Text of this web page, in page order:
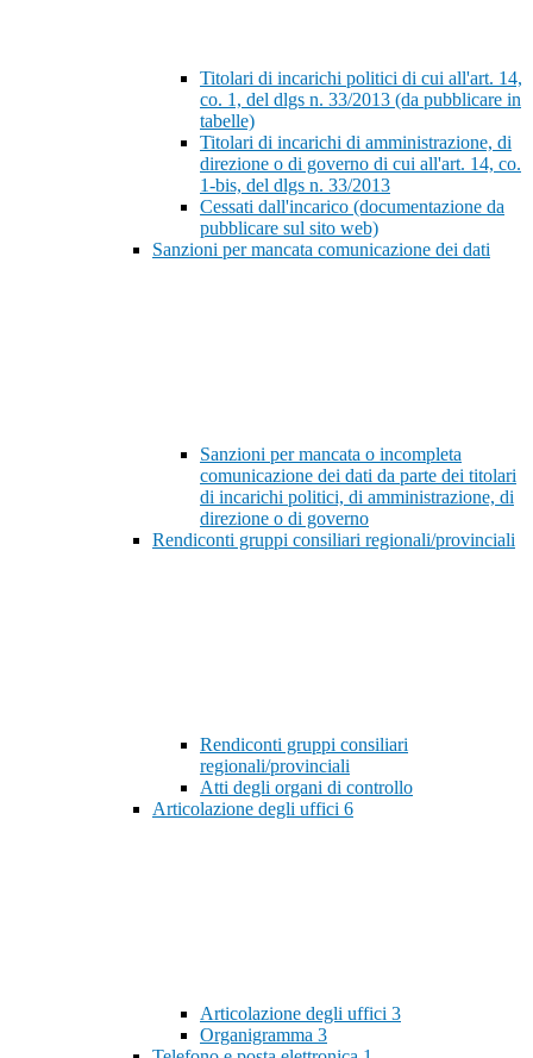
Titolari di incarichi politici di cui all'art. 14,
co. 1, del dlgs n. 33/2013 (da pubblicare in
tabelle)
Titolari di incarichi di amministrazione, di
direzione o di governo di cui all'art. 14, co.
1-bis, del dlgs n. 33/2013
Cessati dall'incarico (documentazione da
pubblicare sul sito web)
Sanzioni per mancata comunicazione dei dati
Sanzioni per mancata o incompleta
comunicazione dei dati da parte dei titolari
di incarichi politici, di amministrazione, di
direzione o di governo
Rendiconti gruppi consiliari regionali/provinciali
Rendiconti gruppi consiliari
regionali/provinciali
Atti degli organi di controllo
Articolazione degli uffici 6
Articolazione degli uffici 3
Organigramma 3